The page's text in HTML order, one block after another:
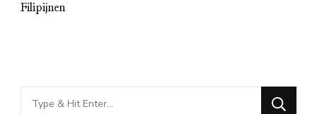
Filipijnen
Looking